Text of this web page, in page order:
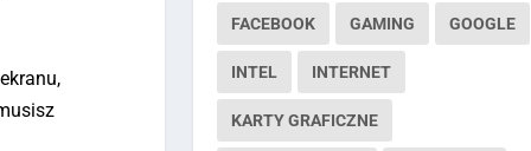
FACEBOOK GAMING GOOGLE
INTEL INTERNET
KARTY GRAFICZNE